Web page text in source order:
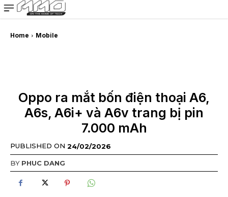
MMOSITE - Thông tin công nghệ
Bài viết nổi bật
Home Mobile
Oppo ra mắt bốn điện thoại A6,
A6s, A6i+ và A6v trang bị pin
7.000 mAh
PUBLISHED ON 24/02/2026
BY PHUC DANG